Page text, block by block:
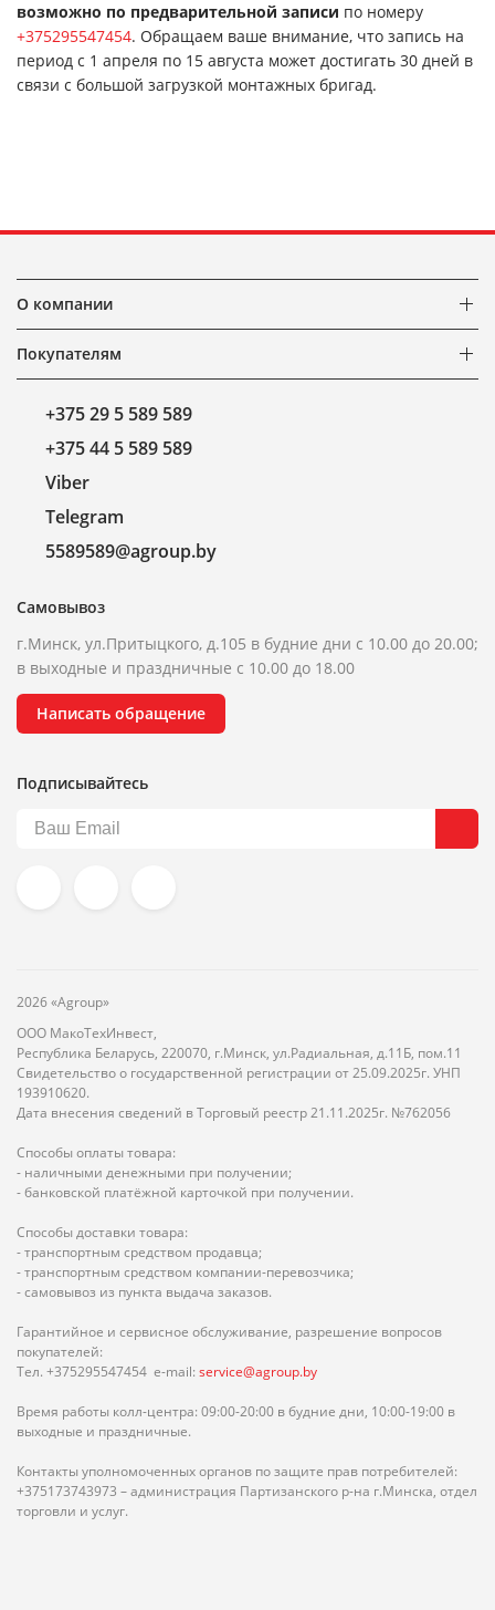
возможно по предварительной записи по номеру
+375295547454. Обращаем ваше внимание, что запись на
период с 1 апреля по 15 августа может достигать 30 дней в
связи с большой загрузкой монтажных бригад.
О компании
Покупателям
+375 29 5 589 589
+375 44 5 589 589
Viber
Telegram
5589589@agroup.by
Самовывоз
г.Минск, ул.Притыцкого, д.105 в будние дни с 10.00 до 20.00;
в выходные и праздничные с 10.00 до 18.00
Написать обращение
Подписывайтесь
2026 «Agroup»
ООО МакоТехИнвест,
Республика Беларусь, 220070, г.Минск, ул.Радиальная, д.11Б, пом.11
Свидетельство о государственной регистрации от 25.09.2025г. УНП
193910620.
Дата внесения сведений в Торговый реестр 21.11.2025г. №762056
Способы оплаты товара:
- наличными денежными при получении;
- банковской платёжной карточкой при получении.
Способы доставки товара:
- транспортным средством продавца;
- транспортным средством компании-перевозчика;
- самовывоз из пункта выдача заказов.
Гарантийное и сервисное обслуживание, разрешение вопросов
покупателей:
Тел. +375295547454 e-mail: service@agroup.by
Время работы колл-центра: 09:00-20:00 в будние дни, 10:00-19:00 в
выходные и праздничные.
Контакты уполномоченных органов по защите прав потребителей:
+375173743973 – администрация Партизанского р-на г.Минска, отдел
торговли и услуг.